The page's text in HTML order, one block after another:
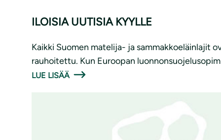
ILOISIA UUTISIA KYYLLE
Kaikki Suomen matelija- ja sammakkoeläinlajit
rauhoitettu. Kun Euroopan
LUE LISÄÄ